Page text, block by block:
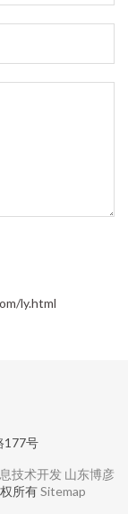
ly.html
177号
技术开发 山东博彦
所有Sitemap